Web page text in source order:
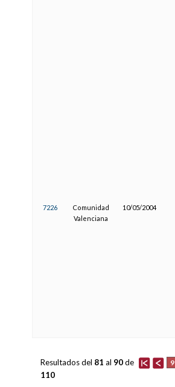
7226
Comunidad
Valenciana
10/05/2004
9
Resultados del 81 al 90de
110